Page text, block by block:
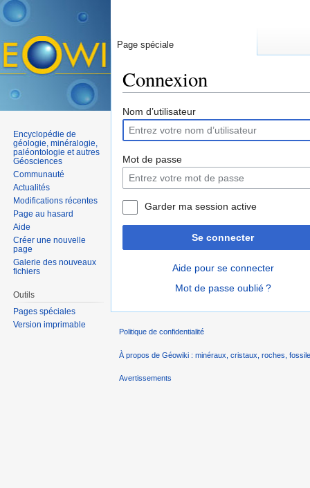
Connexion
Nom d’utilisateur
Mot de passe
Garder ma session active
Se connecter
Aide pour se connecter
Mot de passe oublié ?
Page spéciale
Encyclopédie de
géologie, minéralogie,
paléontologie et autres
Géosciences
Communauté
Actualités
Modifications récentes
Page au hasard
Aide
Créer une nouvelle
page
Galerie des nouveaux
fichiers
Outils
Pages spéciales
Version imprimable
Politique de confidentialité
À propos de Géowiki : minéraux, cristaux, roches,
Avertissements